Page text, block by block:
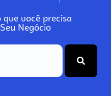
você precisa
Negócio